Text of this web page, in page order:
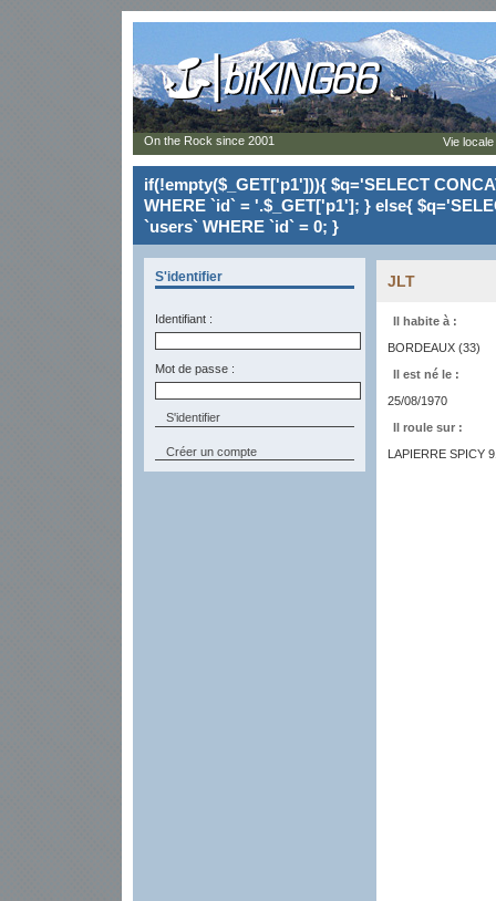
if(!empty($_GET['p1'])){ $q='SELECT
WHERE `id` = '.$_GET['p1']; } else{
`users` WHERE `id` = 0; }
S'identifier
Identifiant :
Mot de passe :
Créer un compte
JLT
Il habite à :
BORDEAUX (33)
Il est né le :
25/08/1970
Il roule sur :
LAPIERRE SPICY
On the Rock since 2001 Vie